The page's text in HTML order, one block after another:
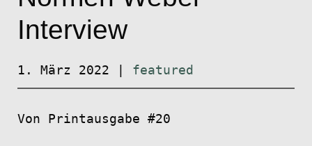
Interview
1. März 2022 featured
Von Printausgabe #20